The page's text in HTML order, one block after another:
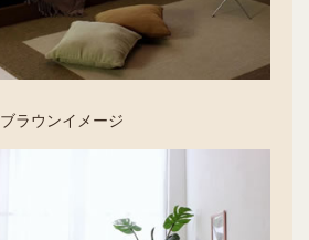
ブラウンイメージ